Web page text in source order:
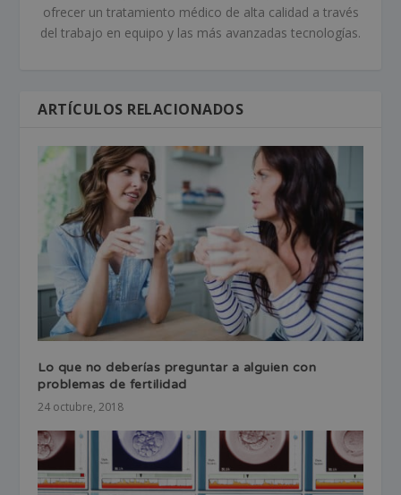
ofrecer un tratamiento médico de alta calidad a través
del trabajo en equipo y las más avanzadas tecnologías.
ARTÍCULOS RELACIONADOS
Lo que no deberías preguntar a alguien con
problemas de fertilidad
24 octubre, 2018